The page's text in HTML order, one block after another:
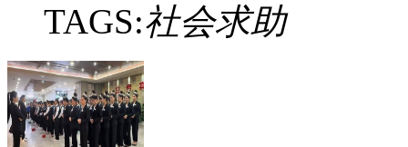
TAGS:社会求助